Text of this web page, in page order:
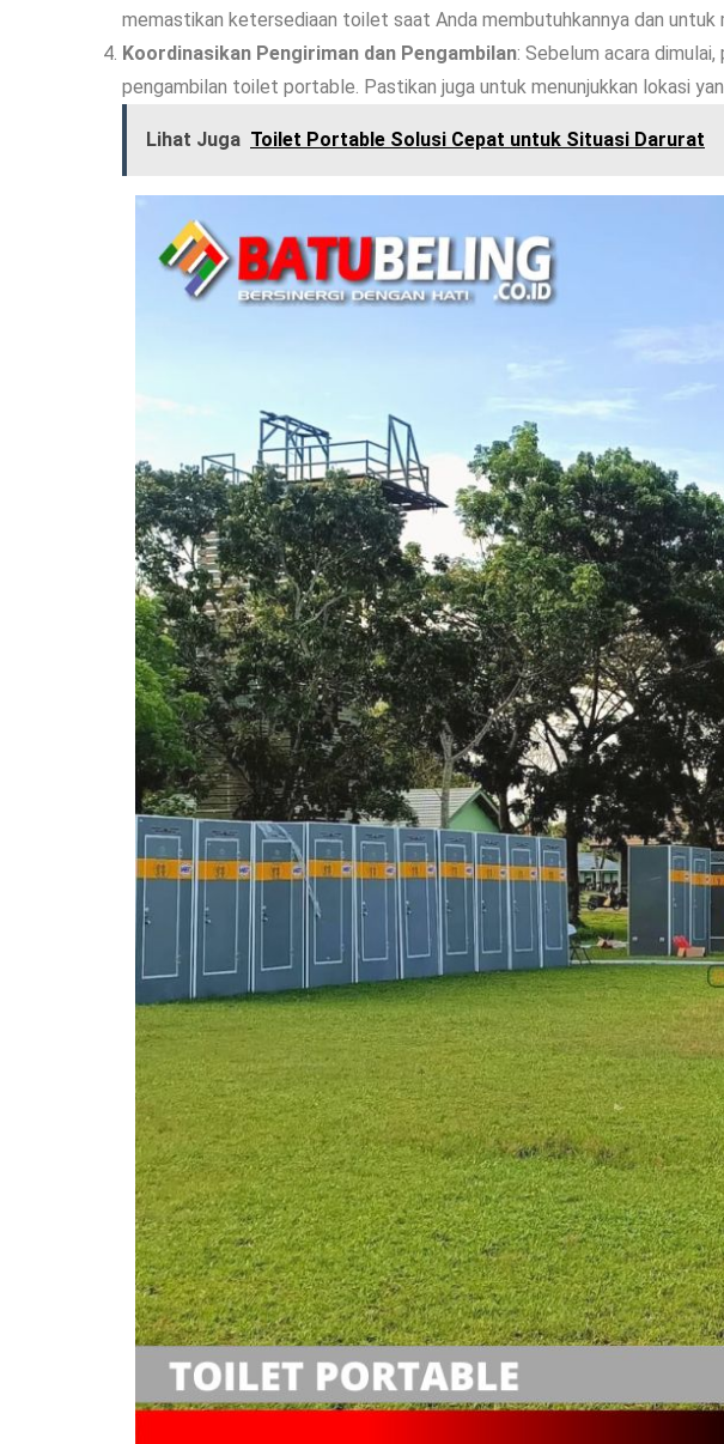
memastikan ketersediaan toilet saat Anda membutuhkannya dan untuk
Koordinasikan Pengiriman dan Pengambilan: Sebelum acara
pengambilan toilet portable. Pastikan juga untuk menunjukkan lokasi
Lihat Juga Toilet Portable Solusi Cepat untuk Situasi Darurat